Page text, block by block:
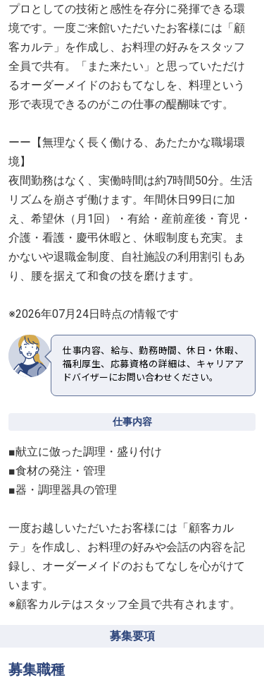
プロとしての技術と感性を存分に発揮できる環
境です。一度ご来館いただいたお客様には「顧
客カルテ」を作成し、お料理の好みをスタッフ
全員で共有。「また来たい」と思っていただけ
るオーダーメイドのおもてなしを、料理という
形で表現できるのがこの仕事の醍醐味です。
ーー【無理なく長く働ける、あたたかな職場環
境】
夜間勤務はなく、実働時間は約7時間50分。生活
リズムを崩さず働けます。年間休日99日に加
え、希望休（月1回）・有給・産前産後・育児・
介護・看護・慶弔休暇と、休暇制度も充実。ま
かないや退職金制度、自社施設の利用割引もあ
り、腰を据えて和食の技を磨けます。
※2026年07月24日時点の情報です
仕事内容、給与、勤務時間、休日・休暇、
福利厚生、応募資格の詳細は、キャリアア
ドバイザーにお問い合わせください。
仕事内容
■献立に倣った調理・盛り付け
■⾷材の発注・管理
■器・調理器具の管理
一度お越しいただいたお客様には「顧客カル
テ」を作成し、お料理の好みや会話の内容を記
録し、オーダーメイドのおもてなしを心がけて
います。
※顧客カルテはスタッフ全員で共有されます。
募集要項
募集職種